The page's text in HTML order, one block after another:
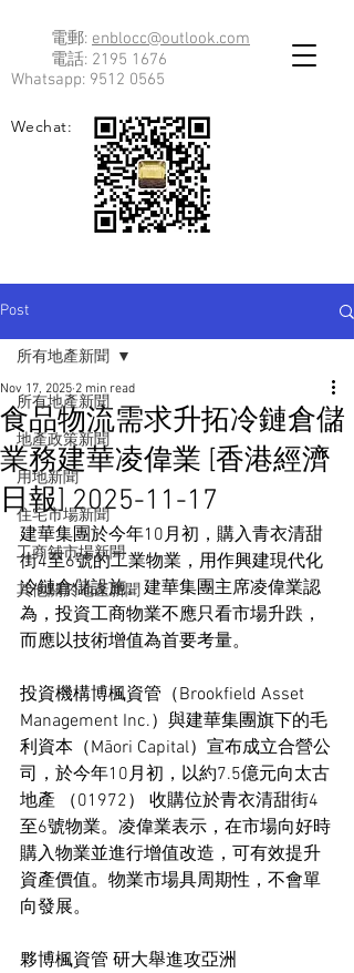
電郵: enblocc@outlook.com
電話: 2195 1676
Whatsapp: 9512 0565
Wechat:
Post
所有地產新聞
地產政策新聞
用地新聞
住宅市場新聞
工商舖市場新聞
其他關於地產新聞
所有地產新聞
食品物流需求升拓冷鏈倉儲
業務建華凌偉業 [香港經濟
日報] 2025-11-17
Nov 17, 2025 2 min read
建華集團於今年10月初，購入青衣清甜
街4至6號的工業物業，用作興建現代化
冷鏈倉儲設施。建華集團主席凌偉業認
為，投資工商物業不應只看市場升跌，
而應以技術增值為首要考量。
投資機構博楓資管（Brookfield Asset
Management Inc.）與建華集團旗下的毛
利資本（Māori Capital）宣布成立合營公
司，於今年10月初，以約7.5億元向太古
地產 （01972） 收購位於青衣清甜街4
至6號物業。凌偉業表示，在市場向好時
購入物業並進行增值改造，可有效提升
資產價值。物業市場具周期性，不會單
向發展。
夥博楓資管 研大舉進攻亞洲